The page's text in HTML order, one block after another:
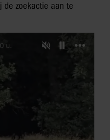
de zoekactie aan te